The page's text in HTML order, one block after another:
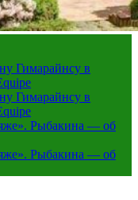
Гимарайнсу в
Гимарайнсу в
Рыбакина — об
Рыбакина — об